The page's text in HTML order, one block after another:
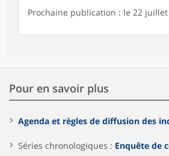
Prochaine publication : le 22 juillet
Pour en savoir plus
Agenda et règles de diffusion des
Séries chronologiques : Enquête de